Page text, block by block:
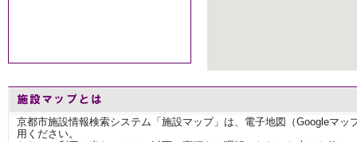
京都市施設情報検索システム「施設マップ」は、電子地図（Googleマ
用ください。